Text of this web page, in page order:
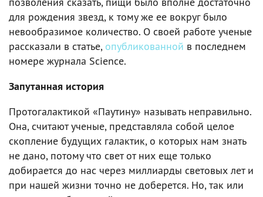
для рождения звезд, к тому же ее вокруг было
невообразимое количество. О своей работе ученые
рассказали в статье, опубликованной в последнем
номере журнала Science.
Запутанная история
Протогалактикой «Паутину» называть неправильно.
Она, считают ученые, представляла собой целое
скопление будущих галактик, о которых нам знать
не дано, потому что свет от них еще только
добирается до нас через миллиарды световых лет и
при нашей жизни точно не доберется. Но, так или